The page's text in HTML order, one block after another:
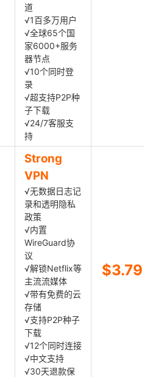
道
√1百多万用户
√全球65个国
家6000+服务
器节点
√10个同时登
录
√超支持P2P种
子下载
√24/7客服支
持
Strong
VPN
√无数据日志记
录和透明隐私
政策
√内置
WireGuard协
议
√解锁Netflix等
主流流媒体
√带有免费的云
存储
√支持P2P种子
下载
√12个同时连接
√中文支持
√30天退款保
$3.79